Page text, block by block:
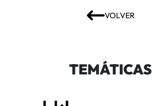
VOLVER
TEMÁTICAS